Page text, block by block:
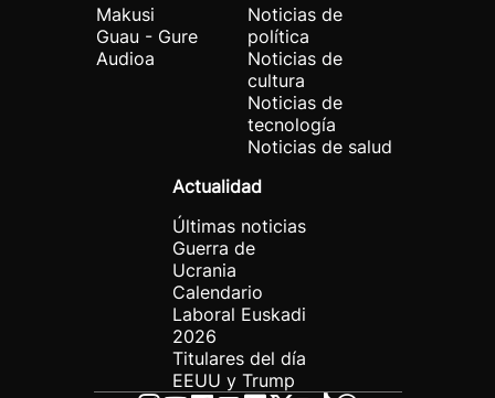
Makusi
Guau - Gure
Audioa
Noticias de
política
Noticias de
cultura
Noticias de
tecnología
Noticias de salud
Actualidad
Últimas noticias
Guerra de
Ucrania
Calendario
Laboral Euskadi
2026
Titulares del día
EEUU y Trump